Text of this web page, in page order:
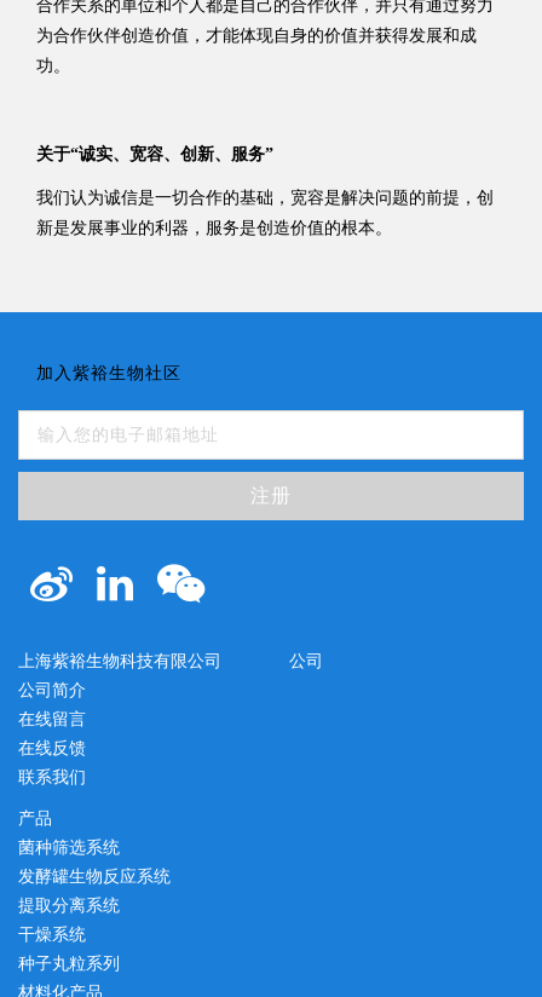
合作关系的单位和个人都是自己的合作伙伴，并只有通过努力
为合作伙伴创造价值，才能体现自身的价值并获得发展和成
功。
关于“诚实、宽容、创新、服务”
我们认为诚信是一切合作的基础，宽容是解决问题的前提，创
新是发展事业的利器，服务是创造价值的根本。
加入紫裕生物社区
注册
上海紫裕生物科技有限公司
公司简介
在线留言
在线反馈
联系我们
产品
菌种筛选系统
发酵罐生物反应系统
提取分离系统
干燥系统
种子丸粒系列
材料化产品
公司